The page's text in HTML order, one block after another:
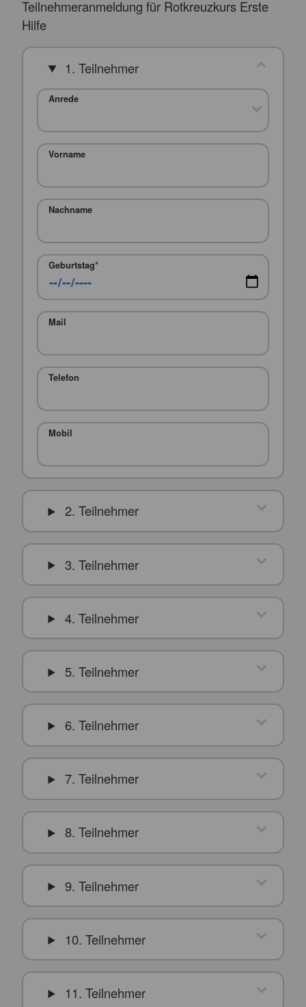
Teilnehmeranmeldung für Rotkreuzkurs Erste
Hilfe
1. Teilnehmer
Anrede
Vorname
Nachname
Geburtstag*
Mail
Telefon
Mobil
2. Teilnehmer
3. Teilnehmer
4. Teilnehmer
5. Teilnehmer
6. Teilnehmer
7. Teilnehmer
8. Teilnehmer
9. Teilnehmer
10. Teilnehmer
11. Teilnehmer